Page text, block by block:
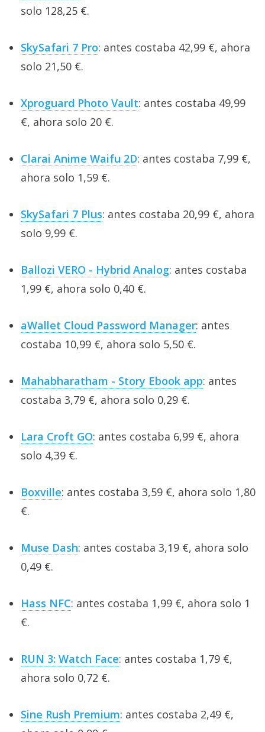
solo 128,25 €.
SkySafari 7 Pro: antes costaba 42,99 €, ahora
solo 21,50 €.
Xproguard Photo Vault: antes costaba 49,99
€, ahora solo 20 €.
Clarai Anime Waifu 2D: antes costaba 7,99 €,
ahora solo 1,59 €.
SkySafari 7 Plus: antes costaba 20,99 €, ahora
solo 9,99 €.
Ballozi VERO - Hybrid Analog: antes costaba
1,99 €, ahora solo 0,40 €.
aWallet Cloud Password Manager: antes
costaba 10,99 €, ahora solo 5,50 €.
Mahabharatham - Story Ebook app: antes
costaba 3,79 €, ahora solo 0,29 €.
Lara Croft GO: antes costaba 6,99 €, ahora
solo 4,39 €.
Boxville: antes costaba 3,59 €, ahora solo 1,80
€.
Muse Dash: antes costaba 3,19 €, ahora solo
0,49 €.
Hass NFC: antes costaba 1,99 €, ahora solo 1
€.
RUN 3: Watch Face: antes costaba 1,79 €,
ahora solo 0,72 €.
Sine Rush Premium: antes costaba 2,49 €,